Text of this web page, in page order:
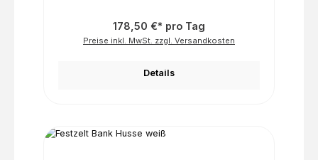
178,50 €* pro Tag
Preise inkl. MwSt. zzgl. Versandkosten
Details